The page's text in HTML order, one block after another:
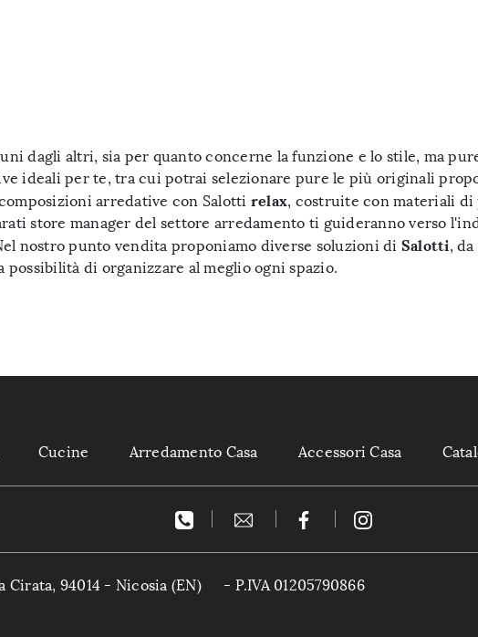
dagli altri, sia per quanto concerne la funzione e lo stile, ma
ideali per te, tra cui potrai selezionare pure le più originali
arredative con Salotti relax, costruite con materiali
store manager del settore arredamento ti guideranno verso
nostro punto vendita proponiamo diverse soluzioni di Salotti,
di organizzare al meglio ogni spazio.
Cucine Arredamento Casa Accessori Casa
Cirata, 94014 - Nicosia (EN) - P.IVA 01205790866